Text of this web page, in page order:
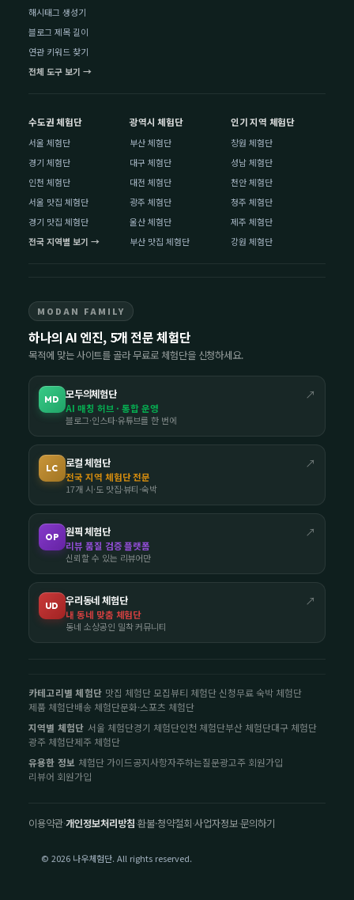
해시태그 생성기
블로그 제목 길이
연관 키워드 찾기
전체 도구 보기 →
수도권 체험단
서울 체험단
경기 체험단
인천 체험단
서울 맛집 체험단
경기 맛집 체험단
전국 지역별 보기 →
광역시 체험단
부산 체험단
대구 체험단
대전 체험단
광주 체험단
울산 체험단
부산 맛집 체험단
인기 지역 체험단
창원 체험단
성남 체험단
천안 체험단
청주 체험단
제주 체험단
강원 체험단
MODAN FAMILY
하나의 AI 엔진, 5개 전문 체험단
목적에 맞는 사이트를 골라 무료로 체험단을 신청하세요.
MD 모두의체험단 ↗
AI 매칭 허브 · 통합 운영
블로그·인스타·유튜브를 한 번에
LC 로컬 체험단 ↗
전국 지역 체험단 전문
17개 시·도 맛집·뷰티·숙박
OP 원픽 체험단 ↗
리뷰 품질 검증 플랫폼
신뢰할 수 있는 리뷰어만
UD 우리동네 체험단 ↗
내 동네 맞춤 체험단
동네 소상공인 밀착 커뮤니티
카테고리별 체험단 맛집 체험단 모집뷰티 체험단 신청무료 숙박 체험단
제품 체험단배송 체험단문화·스포츠 체험단
지역별 체험단 서울 체험단경기 체험단인천 체험단부산 체험단대구 체험단
광주 체험단제주 체험단
유용한 정보 체험단 가이드공지사항자주하는질문광고주 회원가입
리뷰어 회원가입
이용약관·개인정보처리방침·환불·청약철회·사업자정보·문의하기
© 2026 나우체험단. All rights reserved.